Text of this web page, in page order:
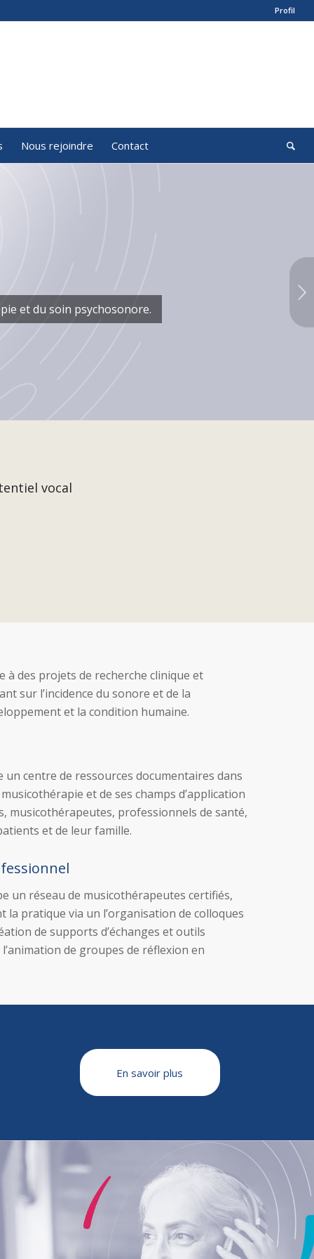
Profil
Nous rejoindre Contact
et du soin psychosonore.
vocal
à des projets de recherche clinique et
sur l’incidence du sonore et de la
et la condition humaine.
un centre de ressources documentaires dans
et de ses champs d’application
musicothérapeutes, professionnels de santé,
et de leur famille.
un réseau de musicothérapeutes certifiés,
la pratique via un l’organisation de colloques
de supports d’échanges et outils
de groupes de réflexion en
En savoir plus